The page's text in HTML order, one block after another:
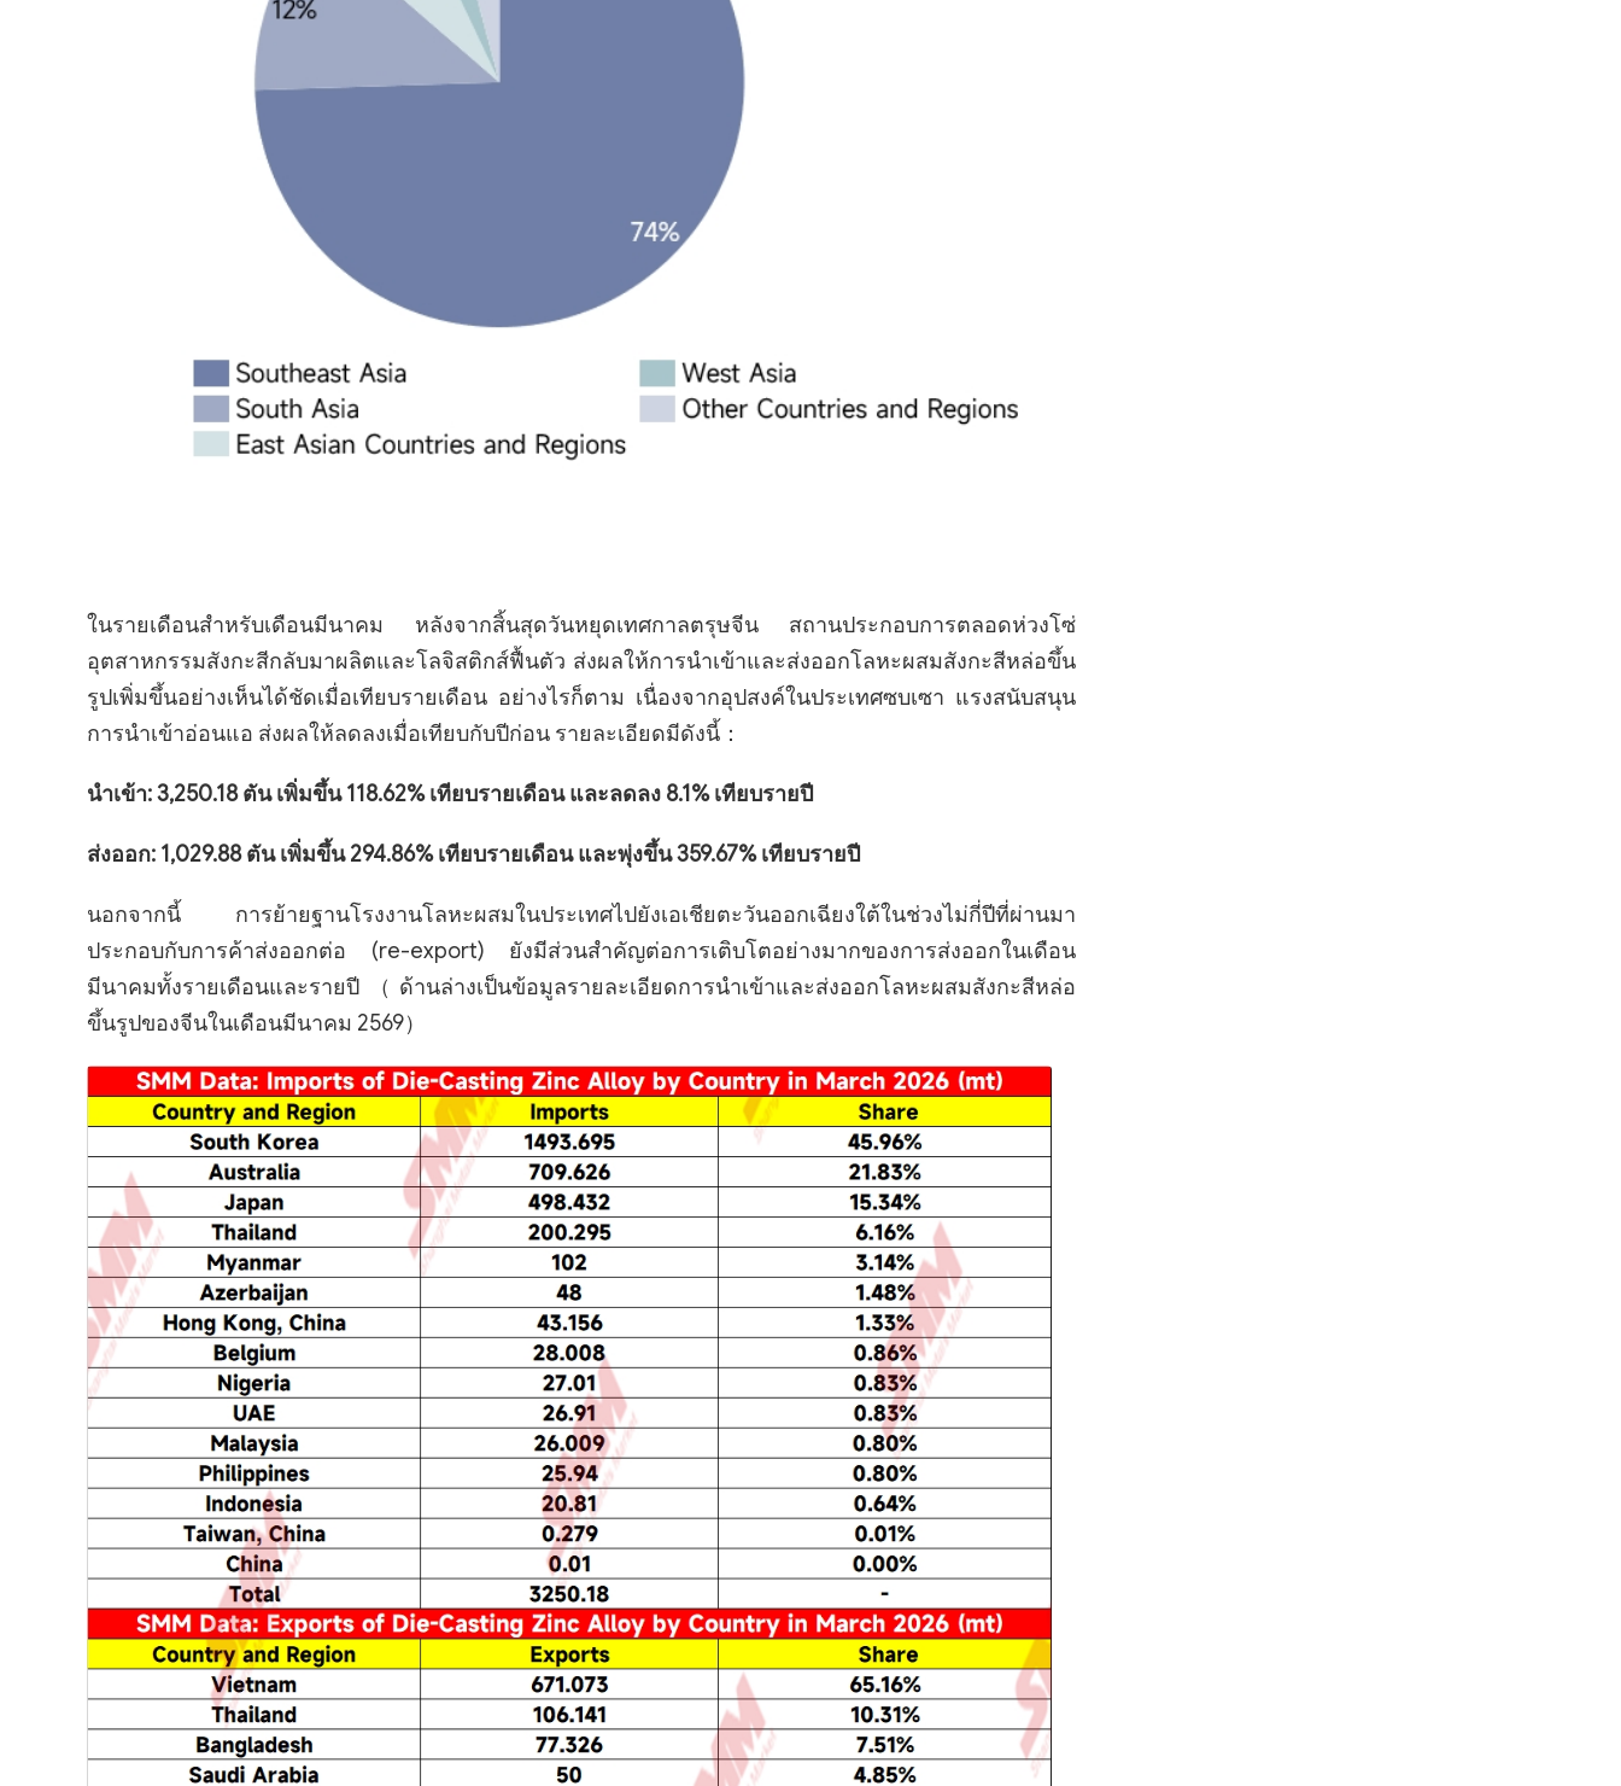
ในรายเดือนสำหรับเดือนมีนาคม หลังจากสิ้นสุดวันหยุดเทศกาลตรุษจีน สถานประกอบการตลอดห่วงโซ่
อุตสาหกรรมสังกะสีกลับมาผลิตและโลจิสติกส์ฟื้นตัว ส่งผลให้การนำเข้าและส่งออกโลหะผสมสังกะสีหล่อขึ้น
รูปเพิ่มขึ้นอย่างเห็นได้ชัดเมื่อเทียบรายเดือน อย่างไรก็ตาม เนื่องจากอุปสงค์ในประเทศซบเซา แรงสนับสนุน
การนำเข้าอ่อนแอ ส่งผลให้ลดลงเมื่อเทียบกับปีก่อน รายละเอียดมีดังนี้：
นำเข้า: 3,250.18 ตัน เพิ่มขึ้น 118.62% เทียบรายเดือน และลดลง 8.1% เทียบรายปี
ส่งออก: 1,029.88 ตัน เพิ่มขึ้น 294.86% เทียบรายเดือน และพุ่งขึ้น 359.67% เทียบรายปี
นอกจากนี้ การย้ายฐานโรงงานโลหะผสมในประเทศไปยังเอเชียตะวันออกเฉียงใต้ในช่วงไม่กี่ปีที่ผ่านมา
ประกอบกับการค้าส่งออกต่อ (re-export) ยังมีส่วนสำคัญต่อการเติบโตอย่างมากของการส่งออกในเดือน
มีนาคมทั้งรายเดือนและรายปี（ด้านล่างเป็นข้อมูลรายละเอียดการนำเข้าและส่งออกโลหะผสมสังกะสีหล่อ
ขึ้นรูปของจีนในเดือนมีนาคม 2569）